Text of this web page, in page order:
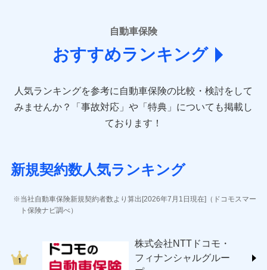
あいおいニッセイ同和損害保険株式会社
(https://www.aioinissaydowa.co.jp/)
アクサ損害保険株式会社 (https://www.axa-
direct.co.jp/)
sompo.co.jp/)
東京海上ダイレクト損害保険株式会社 (https://www.e-
AIG損害保険株式会社 (https://www.aig.co.jp/sonpo)
ジェイアイ傷害火災保険株式会社
ソニー損害保険株式会社
(https://www.sonysonpo.co.jp/)
ＳＯＭＰＯダイレクト損害保険株式会社
(https://www.sompo-direct.co.jp/)
自動車保険
おすすめランキング
人気ランキングを参考に自動車保険の比較・検討をして
みませんか？
「事故対応」や「特典」についても掲載し
ております！
新規契約数人気ランキング
当社自動車保険新規契約者数より算出[2026年7月1日現在]（ドコモスマー
ト保険ナビ調べ）
株式会社NTTドコモ・
フィナンシャルグルー